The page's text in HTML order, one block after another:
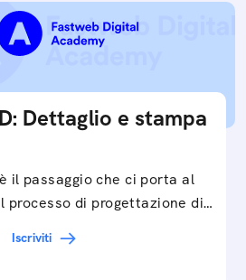
Dettaglio e stampa
il passaggio che ci porta al
processo di progettazione di
Iscriviti